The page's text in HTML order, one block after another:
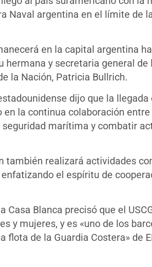
Naval argentina en el límite de
en la capital argentina
hermana y secretaria general de
la Nación, Patricia Bullrich.
dijo que la
la continua colaboración entre
marítima y combatir
también realizará actividades
el espíritu de
Casa Blanca precisó que el
y mujeres, y es «uno de los
de la Guardia Costera» de